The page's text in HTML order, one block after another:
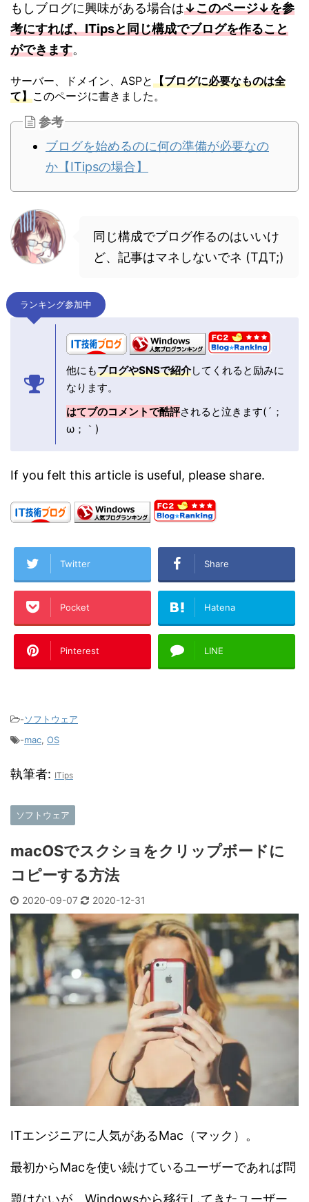
もしブログに興味がある場合は↓このページ↓を参
考にすれば、ITipsと同じ構成でブログを作ること
ができます。
サーバー、ドメイン、ASPと【ブログに必要なものは全
て】このページに書きました。
参考
ブログを始めるのに何の準備が必要なの
か【ITipsの場合】
同じ構成でブログ作るのはいいけ
ど、記事はマネしないでネ (TДT;)
ランキング参加中
他にもブログやSNSで紹介してくれると励みに
なります。
はてブのコメントで酷評されると泣きます(´；
ω；｀)
If you felt this article is useful, please share.
Twitter Share
Pocket Hatena
Pinterest LINE
-ソフトウェア
-mac, OS
執筆者: ITips
ソフトウェア
macOSでスクショをクリップボードに
コピーする方法
2020-09-07 2020-12-31
ITエンジニアに人気があるMac（マック）。
最初からMacを使い続けているユーザーであれば問
題はないが、Windowsから移行してきたユーザー